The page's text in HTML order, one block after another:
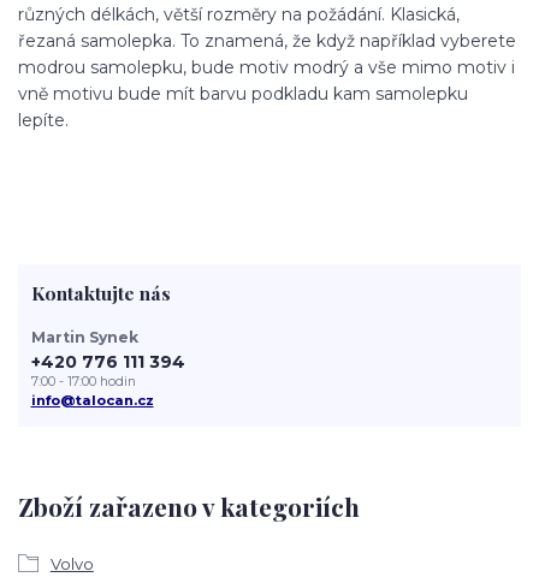
různých délkách, větší rozměry na požádání. Klasická,
řezaná samolepka. To znamená, že když například vyberete
modrou samolepku, bude motiv modrý a vše mimo motiv i
vně motivu bude mít barvu podkladu kam samolepku
lepíte.
Zboží zařazeno v kategoriích
Volvo
Kontaktujte nás
Martin Synek
+420 776 111 394
7:00 - 17:00 hodin
info@talocan.cz